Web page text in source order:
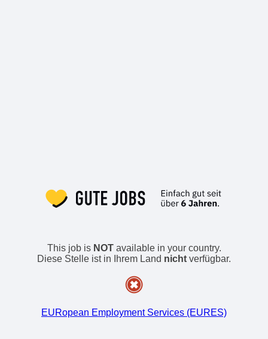
This job is NOTavailable in your country.
Diese Stelle ist in Ihrem Land nicht verfügbar.
EURopean Employment Services (EURES)